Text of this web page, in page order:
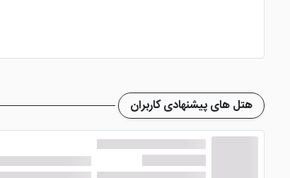
اگرچه یک هتل معمولی است
تعبیه کرده اند.
امکانات هتل آپارتمان آرنیکا شیراز
در زمانی که این هتل آپارتمان را مورد رزرو قرار می
هتل های پیشنهادی کاربران